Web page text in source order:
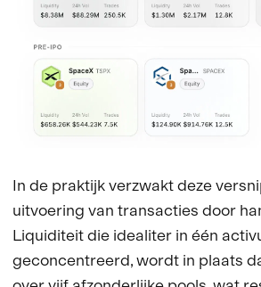
In de praktijk verzwakt deze
uitvoering van transacties door
Liquiditeit die idealiter in één
geconcentreerd, wordt in plaats